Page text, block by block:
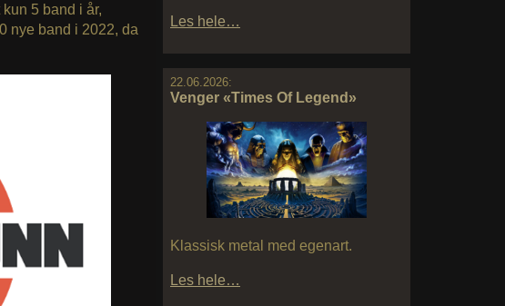
Les hele…
22.06.2026:
Venger «Times Of Legend»
Klassisk metal med egenart.
Les hele…
5 band i år,
nye band i 2022, da